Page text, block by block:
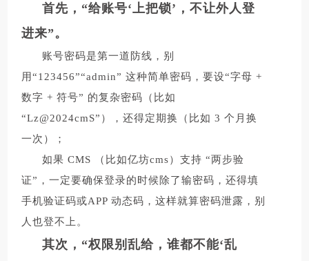
首先，“给账号‘上把锁’，不让外人登
进来”。
账号密码是第一道防线，别
用“123456”“admin” 这种简单密码，要设“字母 +
数字 + 符号” 的复杂密码（比如
“Lz@2024cmS”），还得定期换（比如 3 个月换
一次）；
如果 CMS （比如亿坊cms）支持 “两步验
证”，一定要确保登录的时候除了输密码，还得填
手机验证码或APP 动态码，这样就算密码泄露，别
人也登不上。
其次，“权限别乱给，谁都不能‘乱